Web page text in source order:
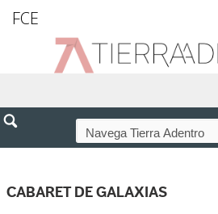
FCE
CABARET DE GALAXIAS